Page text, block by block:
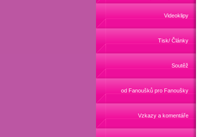
Videoklipy
Tisk/ Články
Soutěž
od Fanoušků pro Fanoušky
Vzkazy a komentáře